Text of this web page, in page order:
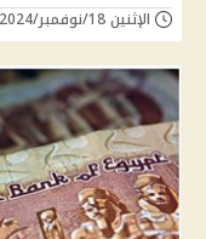
الإثنين 18/نوفمبر/2024 - 01:54 م